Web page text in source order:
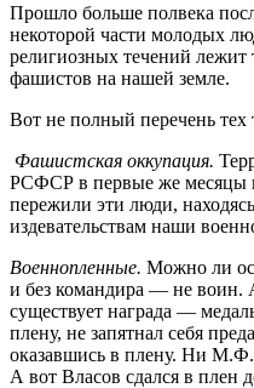
Прошло больше полвека
некоторой части молодых
религиозных течений лежит
фашистов на нашей земле.
Вот не полный перечень
Фашистская оккупация.
РСФСР в первые же месяцы
пережили эти люди,
издевательствам наши
Военнопленные. Можно ли
и без командира — не воин.
существует награда —
плену, не запятнал себя
оказавшись в плену. Ни
А вот Власов сдался в плен